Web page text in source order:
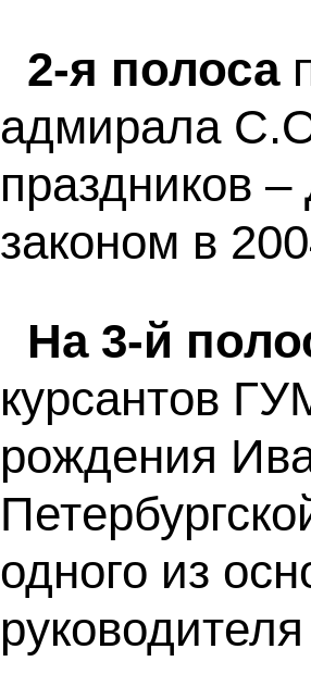
2-я полоса
адмирала
праздников
законом в
На 3-й
курсантов
рождения
одного из